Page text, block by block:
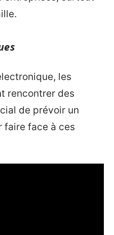
les
rencontrer des
de prévoir un
faire face à ces